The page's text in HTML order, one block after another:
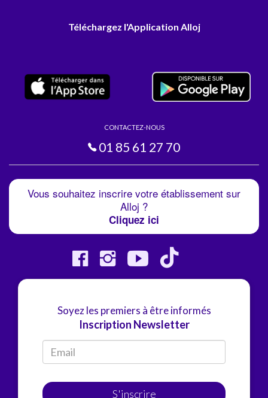
Téléchargez l'Application Alloj
CONTACTEZ-NOUS
01 85 61 27 70
Vous souhaitez inscrire votre établissement sur
Alloj ?
Cliquez ici
Soyez les premiers à être informés
Inscription Newsletter
S'inscrire